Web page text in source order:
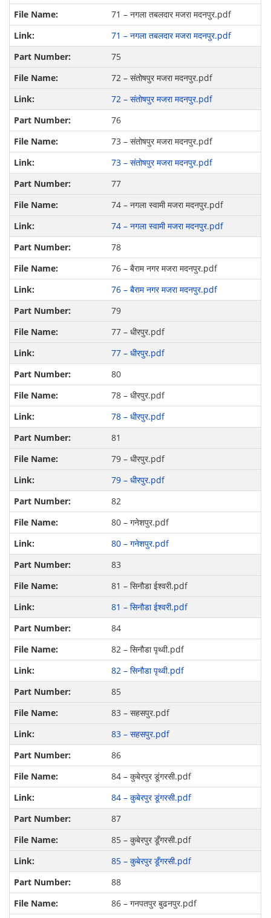
71 – नगला तबलदार मजरा मदनपुर.pdf
71 – नगला तबलदार मजरा मदनपुर.pdf
75
72 – संतोषपुर मजरा मदनपुर.pdf
72 – संतोषपुर मजरा मदनपुर.pdf
76
73 – संतोषपुर मजरा मदनपुर.pdf
73 – संतोषपुर मजरा मदनपुर.pdf
77
74 – नगला स्‍वामी मजरा मदनपुर.pdf
74 – नगला स्‍वामी मजरा मदनपुर.pdf
78
76 – बैराम नगर मजरा मदनपुर.pdf
76 – बैराम नगर मजरा मदनपुर.pdf
79
77 – धीरपुर.pdf
77 – धीरपुर.pdf
80
78 – धीरपुर.pdf
78 – धीरपुर.pdf
81
79 – धीरपुर.pdf
79 – धीरपुर.pdf
82
80 – गनेशपुर.pdf
80 – गनेशपुर.pdf
83
81 – सिनौडा ईश्‍वरी.pdf
81 – सिनौडा ईश्‍वरी.pdf
84
82 – सिनौडा पृथ्वी.pdf
82 – सिनौडा पृथ्वी.pdf
85
83 – सहसपुर.pdf
83 – सहसपुर.pdf
86
84 – कुबेरपुर डूंगरसी.pdf
84 – कुबेरपुर डूंगरसी.pdf
87
85 – कुबेरपुर डूँगरसी.pdf
85 – कुबेरपुर डूँगरसी.pdf
88
86 – गनपतपुर बुढनपुर.pdf